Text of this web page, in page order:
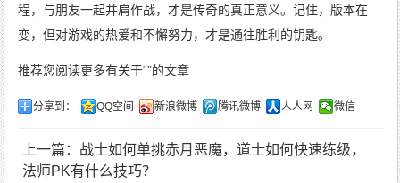
程，与朋友一起并肩作战，才是传奇的真正意义。记住，版本在
变，但对游戏的热爱和不懈努力，才是通往胜利的钥匙。
推荐您阅读更多有关于“”的文章
分享到： QQ空间 新浪微博 腾讯微博 人人网 微信
上一篇：战士如何单挑赤月恶魔，道士如何快速练级，
法师PK有什么技巧？